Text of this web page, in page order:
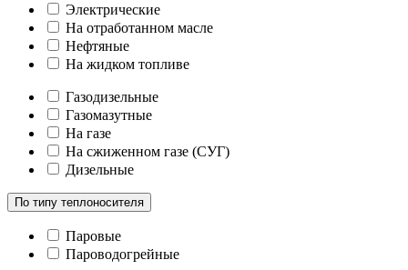
Электрические
На отработанном масле
Нефтяные
На жидком топливе
Газодизельные
Газомазутные
На газе
На сжиженном газе (СУГ)
Дизельные
По типу теплоносителя
Паровые
Пароводогрейные